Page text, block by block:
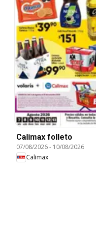
Calimax folleto
07/08/2026- 10/08/2026
Calimax